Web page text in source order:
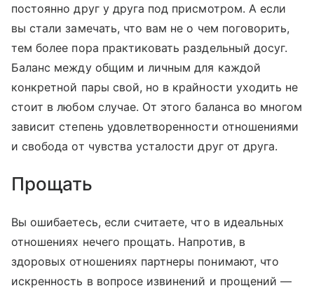
постоянно друг у друга под присмотром. А если
вы стали замечать, что вам не о чем поговорить,
тем более пора практиковать раздельный досуг.
Баланс между общим и личным для каждой
конкретной пары свой, но в крайности уходить не
стоит в любом случае. От этого баланса во многом
зависит степень удовлетворенности отношениями
и свобода от чувства усталости друг от друга.
Прощать
Вы ошибаетесь, если считаете, что в идеальных
отношениях нечего прощать. Напротив, в
здоровых отношениях партнеры понимают, что
искренность в вопросе извинений и прощений —